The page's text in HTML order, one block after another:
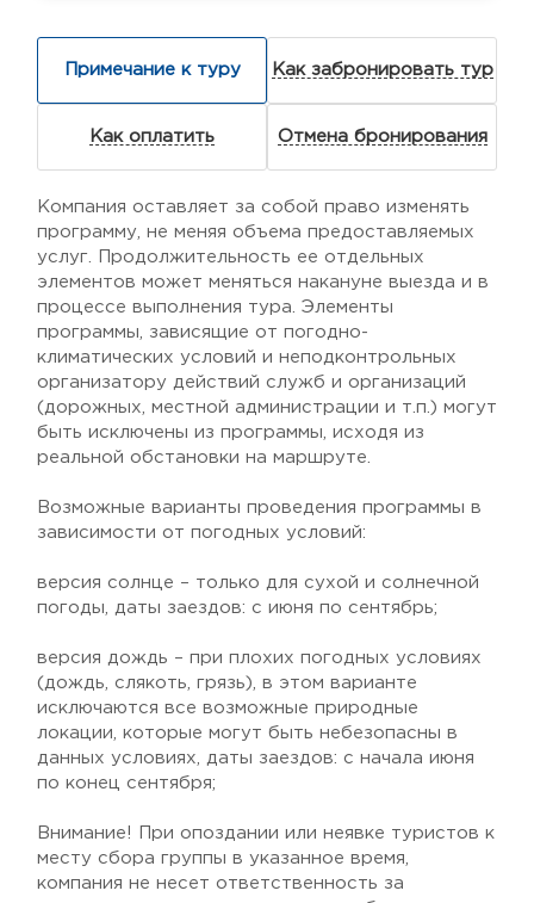
Примечание к туру Как забронировать тур
Как оплатить Отмена бронирования
Компания оставляет за собой право изменять
программу, не меняя объема предоставляемых
услуг. Продолжительность ее отдельных
элементов может меняться накануне выезда и в
процессе выполнения тура. Элементы
программы, зависящие от погодно-
климатических условий и неподконтрольных
организатору действий служб и организаций
(дорожных, местной администрации и т.п.) могут
быть исключены из программы, исходя из
реальной обстановки на маршруте.
Возможные варианты проведения программы в
зависимости от погодных условий:
версия солнце – только для сухой и солнечной
погоды, даты заездов: с июня по сентябрь;
версия дождь – при плохих погодных условиях
(дождь, слякоть, грязь), в этом варианте
исключаются все возможные природные
локации, которые могут быть небезопасны в
данных условиях, даты заездов: с начала июня
по конец сентября;
Внимание! При опоздании или неявке туристов к
месту сбора группы в указанное время,
компания не несет ответственность за